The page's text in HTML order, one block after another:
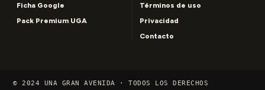
Ficha Google
Pack Premium UGA
Términos de uso
Privacidad
Contacto
© 2024 UNA GRAN AVENIDA · TODOS LOS DERECHOS